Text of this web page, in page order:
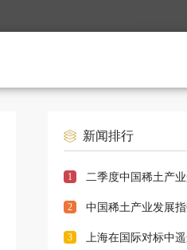
新闻排行
1 二季度中国稀土产
2 中国稀土产业发展
3 上海在国际对标中